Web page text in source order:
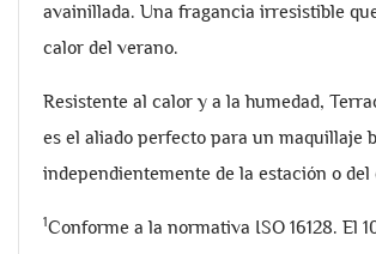
avainillada. Una fragancia irresistible
calor del verano.
Resistente al calor y a la humedad,
es el aliado perfecto para un maquillaje
independientemente de la estación o del
1Conforme a la normativa ISO 16128. El